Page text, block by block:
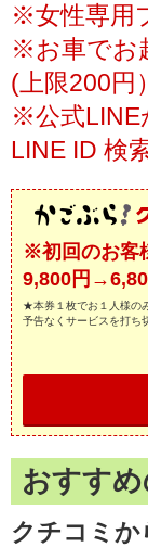
※女性専用
※お車でお
(上限200円）
※公式LINE
LINE ID 検
※初回のお客
9,800円
★本券１枚でお１人様の
予告なくサービスを打ち
おすす
クチコミ